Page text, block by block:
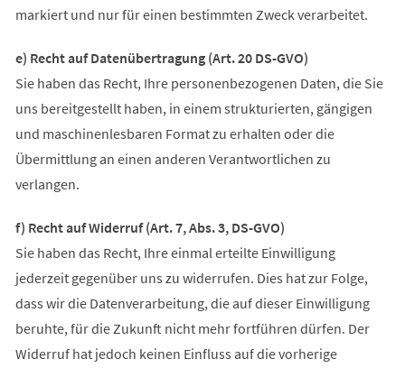
markiert und nur für einen bestimmten Zweck verarbeitet.
e) Recht auf Datenübertragung (Art. 20 DS-GVO)
Sie haben das Recht, Ihre personenbezogenen Daten, die Sie
uns bereitgestellt haben, in einem strukturierten, gängigen
und maschinenlesbaren Format zu erhalten oder die
Übermittlung an einen anderen Verantwortlichen zu
verlangen.
f) Recht auf Widerruf (Art. 7, Abs. 3, DS-GVO)
Sie haben das Recht, Ihre einmal erteilte Einwilligung
jederzeit gegenüber uns zu widerrufen. Dies hat zur Folge,
dass wir die Datenverarbeitung, die auf dieser Einwilligung
beruhte, für die Zukunft nicht mehr fortführen dürfen. Der
Widerruf hat jedoch keinen Einfluss auf die vorherige